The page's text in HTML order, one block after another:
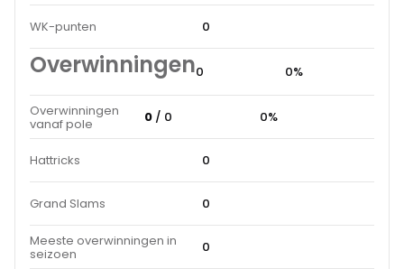
WK-punten 0
Overwinningen0 0%
Overwinningen
vanaf pole 0 / 0 0%
Hattricks 0
Grand Slams 0
Meeste overwinningen in
seizoen 0